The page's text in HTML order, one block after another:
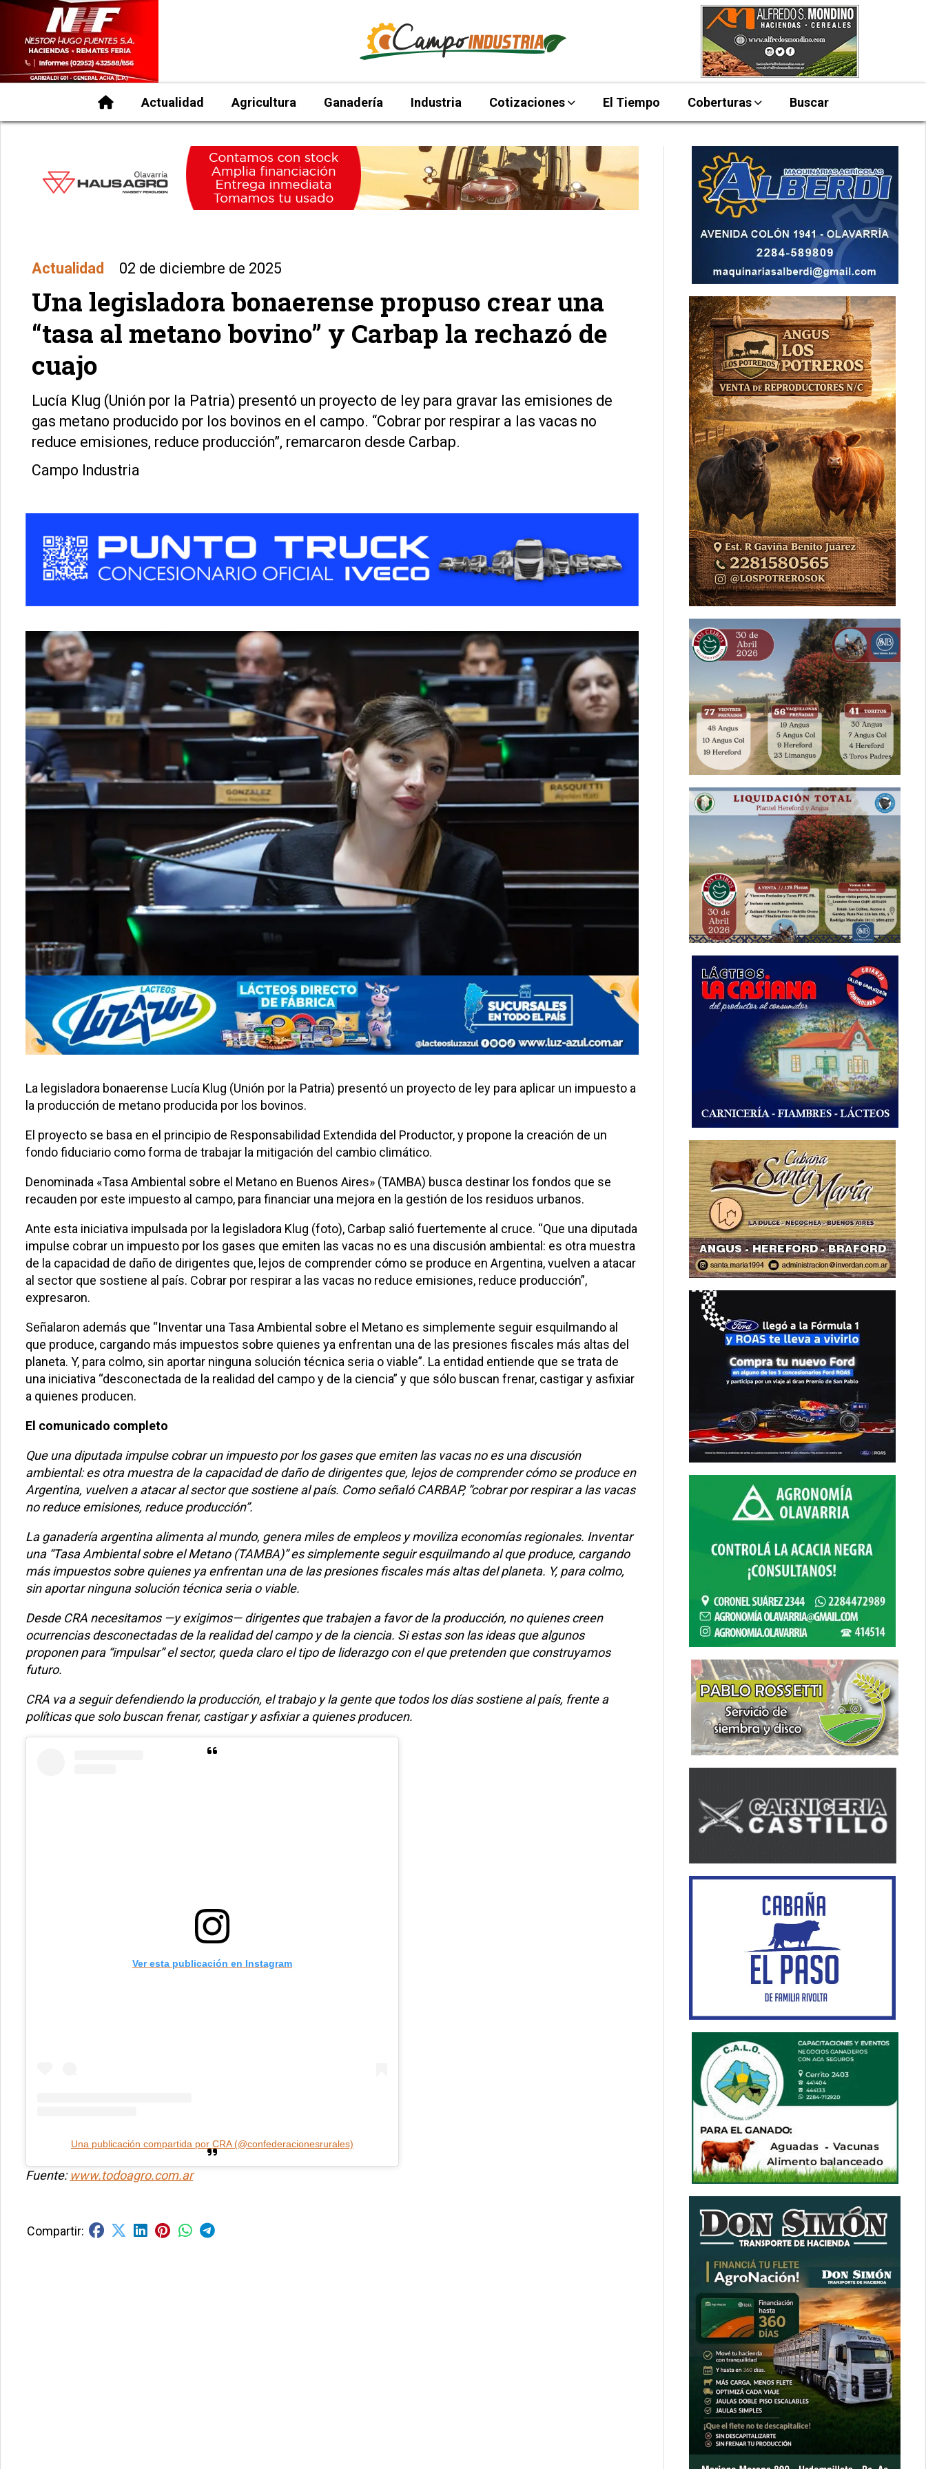
Actualidad Agricultura Ganadería Industria Cotizaciones El Tiempo Coberturas Buscar
Una legisladora bonaerense propuso crear una
“tasa al metano bovino” y Carbap la rechazó de
cuajo
Lucía Klug (Unión por la Patria) presentó un proyecto de ley para gravar las emisiones de
gas metano producido por los bovinos en el campo. “Cobrar por respirar a las vacas no
reduce emisiones, reduce producción”, remarcaron desde Carbap.
Actualidad 02 de diciembre de 2025
Campo Industria
La legisladora bonaerense Lucía Klug (Unión por la Patria) presentó un proyecto de ley para aplicar un impuesto a
la producción de metano producida por los bovinos.
El proyecto se basa en el principio de Responsabilidad Extendida del Productor, y propone la creación de un
fondo fiduciario como forma de trabajar la mitigación del cambio climático.
Denominada «Tasa Ambiental sobre el Metano en Buenos Aires» (TAMBA) busca destinar los fondos que se
recauden por este impuesto al campo, para financiar una mejora en la gestión de los residuos urbanos.
Ante esta iniciativa impulsada por la legisladora Klug (foto), Carbap salió fuertemente al cruce. “Que una diputada
impulse cobrar un impuesto por los gases que emiten las vacas no es una discusión ambiental: es otra muestra
de la capacidad de daño de dirigentes que, lejos de comprender cómo se produce en Argentina, vuelven a atacar
al sector que sostiene al país. Cobrar por respirar a las vacas no reduce emisiones, reduce producción”,
expresaron.
Señalaron además que “Inventar una Tasa Ambiental sobre el Metano es simplemente seguir esquilmando al
que produce, cargando más impuestos sobre quienes ya enfrentan una de las presiones fiscales más altas del
planeta. Y, para colmo, sin aportar ninguna solución técnica seria o viable”. La entidad entiende que se trata de
una iniciativa “desconectada de la realidad del campo y de la ciencia” y que sólo buscan frenar, castigar y asfixiar
a quienes producen.
El comunicado completo
Que una diputada impulse cobrar un impuesto por los gases que emiten las vacas no es una discusión
ambiental: es otra muestra de la capacidad de daño de dirigentes que, lejos de comprender cómo se produce en
Argentina, vuelven a atacar al sector que sostiene al país. Como señaló CARBAP, “cobrar por respirar a las vacas
no reduce emisiones, reduce producción”.
La ganadería argentina alimenta al mundo, genera miles de empleos y moviliza economías regionales. Inventar
una “Tasa Ambiental sobre el Metano (TAMBA)” es simplemente seguir esquilmando al que produce, cargando
más impuestos sobre quienes ya enfrentan una de las presiones fiscales más altas del planeta. Y, para colmo,
sin aportar ninguna solución técnica seria o viable.
Desde CRA necesitamos —y exigimos— dirigentes que trabajen a favor de la producción, no quienes creen
ocurrencias desconectadas de la realidad del campo y de la ciencia. Si estas son las ideas que algunos
proponen para “impulsar” el sector, queda claro el tipo de liderazgo con el que pretenden que construyamos
futuro.
CRA va a seguir defendiendo la producción, el trabajo y la gente que todos los días sostiene al país, frente a
políticas que solo buscan frenar, castigar y asfixiar a quienes producen.
Ver esta publicación en Instagram
Una publicación compartida por CRA (@confederacionesrurales)
Fuente:www.todoagro.com.ar